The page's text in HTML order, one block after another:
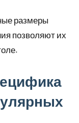
размеры
позволяют их